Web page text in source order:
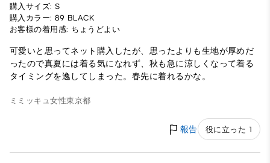
購入サイズ: S
購入カラー: 89 BLACK
お客様の着用感: ちょうどよい
可愛いと思ってネット購入したが、思ったよりも生地が厚めだ
ったので真夏には着る気になれず、秋も急に涼しくなって着る
タイミングを逸してしまった。春先に着れるかな。
ミミッキュ女性東京都
報告 役に立った 1